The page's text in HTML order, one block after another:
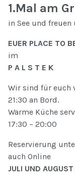
1.Mal am
in See und freuen
EUER PLACE TO
im
P A L S T E K
Wir sind für euch
21:30 an Bord.
Warme Küche
17:30 – 20:00
Reservierung
auch Online
JULI UND